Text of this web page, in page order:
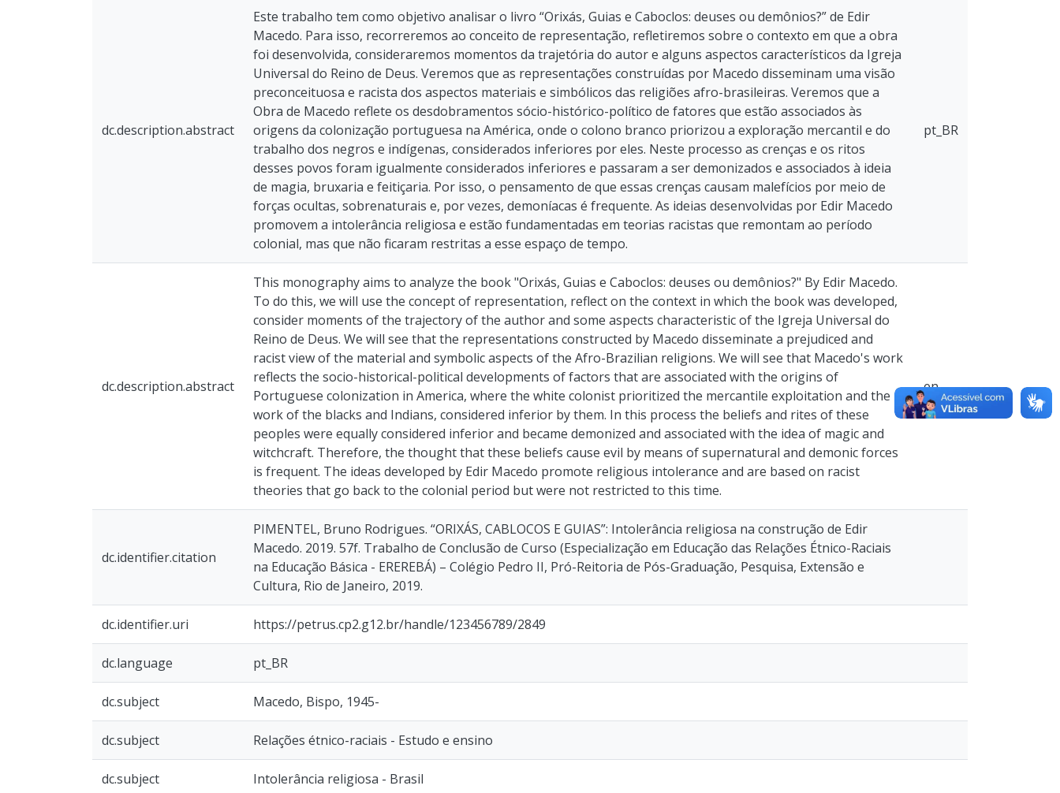
dc.description.abstract
Este trabalho tem como objetivo analisar o livro “Orixás, Guias e Caboclos: deuses ou demônios?” de Edir
Macedo. Para isso, recorreremos ao conceito de representação, refletiremos sobre o contexto em que a obra
foi desenvolvida, consideraremos momentos da trajetória do autor e alguns aspectos característicos da Igreja
Universal do Reino de Deus. Veremos que as representações construídas por Macedo disseminam uma visão
preconceituosa e racista dos aspectos materiais e simbólicos das religiões afro-brasileiras. Veremos que a
Obra de Macedo reflete os desdobramentos sócio-histórico-político de fatores que estão associados às
origens da colonização portuguesa na América, onde o colono branco priorizou a exploração mercantil e do
trabalho dos negros e indígenas, considerados inferiores por eles. Neste processo as crenças e os ritos
desses povos foram igualmente considerados inferiores e passaram a ser demonizados e associados à ideia
de magia, bruxaria e feitiçaria. Por isso, o pensamento de que essas crenças causam malefícios por meio de
forças ocultas, sobrenaturais e, por vezes, demoníacas é frequente. As ideias desenvolvidas por Edir Macedo
promovem a intolerância religiosa e estão fundamentadas em teorias racistas que remontam ao período
colonial, mas que não ficaram restritas a esse espaço de tempo.
pt_BR
dc.description.abstract
This monography aims to analyze the book "Orixás, Guias e Caboclos: deuses ou demônios?" By Edir Macedo.
To do this, we will use the concept of representation, reflect on the context in which the book was developed,
consider moments of the trajectory of the author and some aspects characteristic of the Igreja Universal do
Reino de Deus. We will see that the representations constructed by Macedo disseminate a prejudiced and
racist view of the material and symbolic aspects of the Afro-Brazilian religions. We will see that Macedo's work
reflects the socio-historical-political developments of factors that are associated with the origins of
Portuguese colonization in America, where the white colonist prioritized the mercantile exploitation and the
work of the blacks and Indians, considered inferior by them. In this process the beliefs and rites of these
peoples were equally considered inferior and became demonized and associated with the idea of magic and
witchcraft. Therefore, the thought that these beliefs cause evil by means of supernatural and demonic forces
is frequent. The ideas developed by Edir Macedo promote religious intolerance and are based on racist
theories that go back to the colonial period but were not restricted to this time.
en
dc.identifier.citation
PIMENTEL, Bruno Rodrigues. “ORIXÁS, CABLOCOS E GUIAS”: Intolerância religiosa na construção de Edir
Macedo. 2019. 57f. Trabalho de Conclusão de Curso (Especialização em Educação das Relações Étnico-Raciais
na Educação Básica - EREREBÁ) – Colégio Pedro II, Pró-Reitoria de Pós-Graduação, Pesquisa, Extensão e
Cultura, Rio de Janeiro, 2019.
dc.identifier.uri https://petrus.cp2.g12.br/handle/123456789/2849
dc.language pt_BR
dc.subject Macedo, Bispo, 1945-
dc.subject Relações étnico-raciais - Estudo e ensino
dc.subject Intolerância religiosa - Brasil